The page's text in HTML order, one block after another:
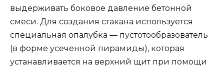
выдерживать боковое давление бетонной
смеси. Для создания стакана используется
специальная опалубка — пустотообразователь
(в форме усеченной пирамиды), которая
устанавливается на верхний щит при помощи